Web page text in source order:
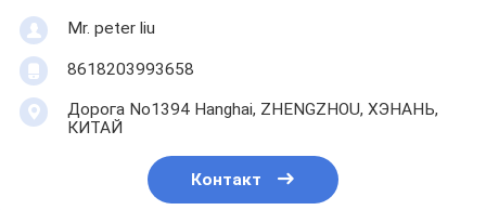
Mr. peter liu
8618203993658
Дорога No1394 Hanghai, ZHENGZHOU, ХЭНАНЬ,
КИТАЙ
Контакт